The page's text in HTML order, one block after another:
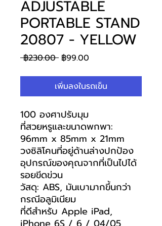
ADJUSTABLE
PORTABLE STAND
20807 - YELLOW
฿230.00 ราคา
฿99.00
ลด
เพิ่มลงในรถเข็น
100 องศาปรับมุม
ที่สวยหรูและขนาดพกพา:
96mm x 85mm x 21mm
วงซิลิโคนที่อยู่ด้านล่างปกป้อง
อุปกรณ์ของคุณจากที่เป็นไปได้
รอยขีดข่วน
วัสดุ: ABS, มันเบามากขึ้นกว่า
กรณีอลูมิเนียม
ที่ดีสำหรับ Apple iPad,